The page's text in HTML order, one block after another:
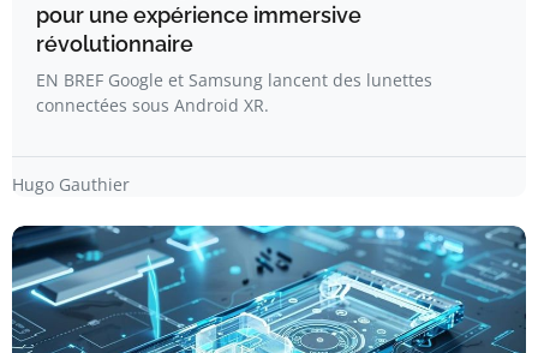
pour une expérience immersive
révolutionnaire
EN BREF Google et Samsung lancent des lunettes
connectées sous Android XR.
Hugo Gauthier